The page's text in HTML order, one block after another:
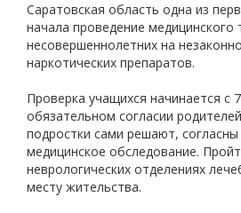
Саратовская область одна из
начала проведение медицинского
несовершеннолетних на
наркотических препаратов.
Проверка учащихся начинается с
обязательном согласии
подростки сами решают,
медицинское обследование.
неврологических отделениях
месту жительства.